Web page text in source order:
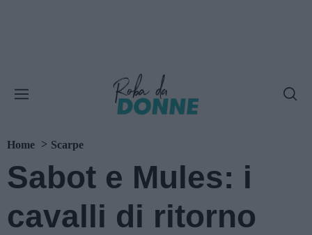
Home Scarpe
Sabot e Mules: i
cavalli di ritorno